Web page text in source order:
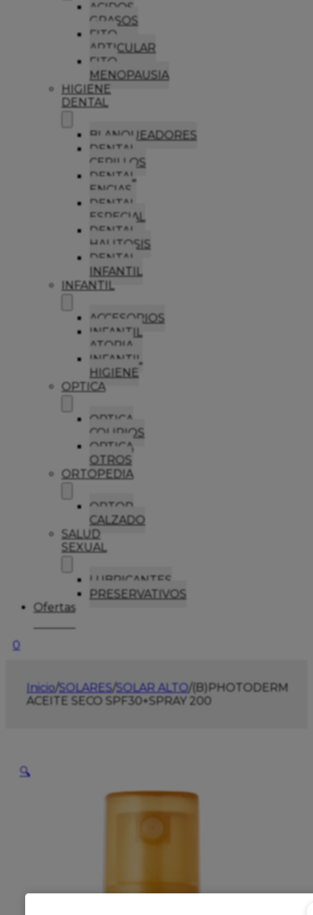
ACIDOS
GRASOS
FITO
ARTICULAR
FITO
MENOPAUSIA
HIGIENE
DENTAL
BLANQUEADORES
DENTAL
CEPILLOS
DENTAL
ENCIAS
DENTAL
ESPECIAL
DENTAL
HALITOSIS
DENTAL
INFANTIL
INFANTIL
ACCESORIOS
INFANTIL
ATOPIA
INFANTIL
HIGIENE
OPTICA
OPTICA
COLIRIOS
OPTICA
OTROS
ORTOPEDIA
ORTOP
CALZADO
SALUD
SEXUAL
LUBRICANTES
PRESERVATIVOS
Ofertas
0
Inicio/SOLARES/SOLAR ALTO/(B)PHOTODERM
ACEITE SECO SPF30+SPRAY 200
🔍